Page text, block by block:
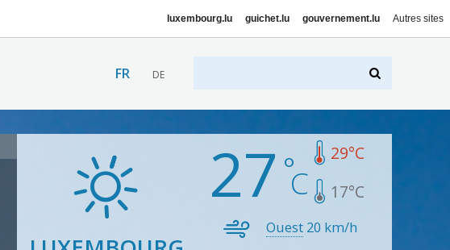
luxembourg.lu guichet.lu gouvernement.lu Autres sites
FR DE
27 29°C
17°C
Ouest 20 km/h